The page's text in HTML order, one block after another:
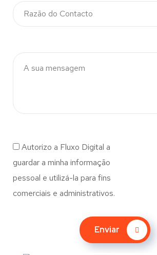
Autorizo a Fluxo Digital a
guardar a minha informação
pessoal e utilizá-la para fins
comerciais e administrativos.
Enviar